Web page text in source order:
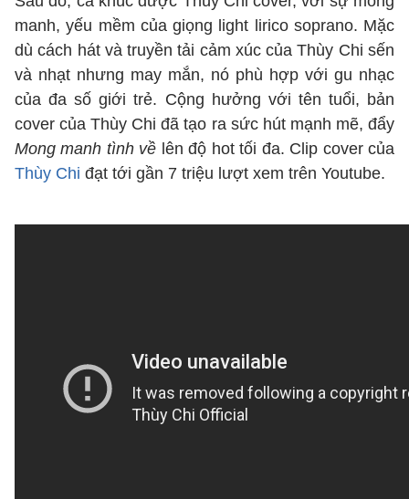
manh, yếu mềm của giọng light lirico soprano. Mặc
dù cách hát và truyền tải cảm xúc của Thùy Chi sến
và nhạt nhưng may mắn, nó phù hợp với gu nhạc
của đa số giới trẻ. Cộng hưởng với tên tuổi, bản
cover của Thùy Chi đã tạo ra sức hút mạnh mẽ, đẩy
Mong manh tình về lên độ hot tối đa. Clip cover của
Thùy Chi đạt tới gần 7 triệu lượt xem trên Youtube.